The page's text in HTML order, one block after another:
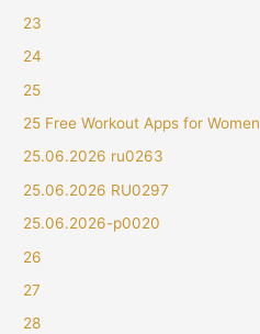
23
24
25
25 Free Workout Apps for Women
25.06.2026 ru0263
25.06.2026 RU0297
25.06.2026-p0020
26
27
28